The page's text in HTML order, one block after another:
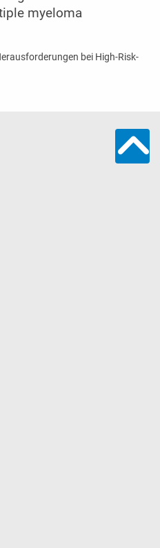
myeloma
bei High-Risk-